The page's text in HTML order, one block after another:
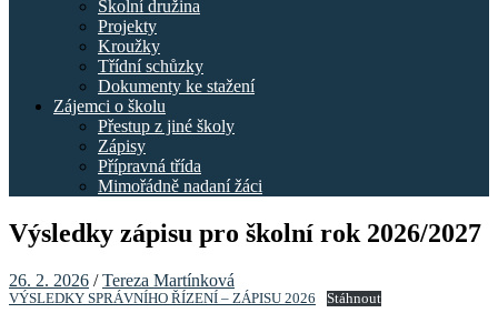
Školní družina
Projekty
Kroužky
Třídní schůzky
Dokumenty ke stažení
Zájemci o školu
Přestup z jiné školy
Zápisy
Přípravná třída
Mimořádně nadaní žáci
Výsledky zápisu pro školní rok 2026/2027
26. 2. 2026 /Tereza Martínková
VÝSLEDKY SPRÁVNÍHO ŘÍZENÍ – ZÁPISU 2026 Stáhnout